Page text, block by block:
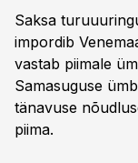
Saksa
impordib
vastab piimale
Samasuguse
tänavuse
piima.